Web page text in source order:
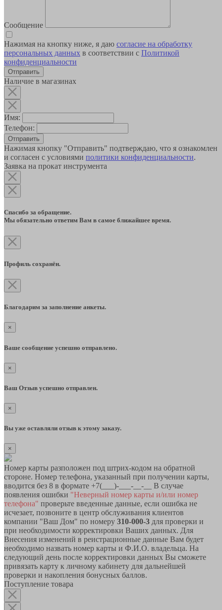
Сообщение
Нажимая на кнопку ниже, я даю согласие на обработку
персональных данных в соответствии с Политикой
конфиденциальности
Наличие в магазинах
Имя:
Телефон:
Отправить
Нажимая кнопку "Отправить" подтверждаю, что я ознакомлен
и согласен с условиями политики конфиденциальности.
Заявка на прокат инструмента
Спасибо за обращение.
Мы обязательно ответим Вам в самое ближайшее время.
Профиль сохранён.
Благодарим за заполнение анкеты.
×
Ваше сообщение успешно отправлено.
×
Ваш Отзыв успешно отправлен.
×
Вы уже оставляли отзыв к этому заказу.
×
Номер карты разположен под штрих-кодом на обратной
стороне. Номер телефона, указанный при получении карты,
вводится без 8 в формате +7(___)-___-__-__ В случае
появления ошибки "Неверный номер карты и/или номер
телефона" проверьте введенные данные, если ошибка не
исчезает, позвоните в центр обслуживания клиентов
компании "Ваш Дом" по номеру 310-000-3 для проверки и
при необходимости корректировки Ваших данных. Для
Внесения изменений в реистрационные данные Вам будет
необходимо назвать номер карты и Ф.И.О. владельца. На
следующий день после корректировки данных Вы сможете
привязать карту к личному кабинету для дальнейшей
проверки и накопления бонусных баллов.
Поступление товара